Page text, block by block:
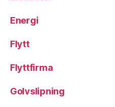
Energi
Flytt
Flyttfirma
Golvslipning